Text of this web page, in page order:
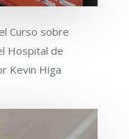
Curso sobre
Hospital de
Kevin Higa